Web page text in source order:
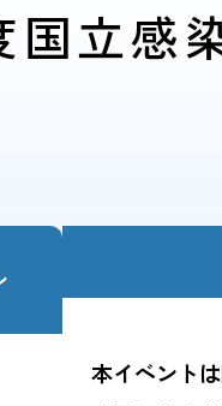
国立感
本イベント